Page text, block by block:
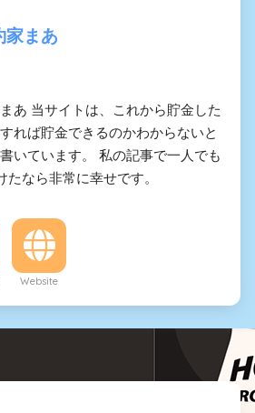
家まあ
あ 当サイトは、これから貯金した
れば貯金できるのかわからないと
いています。 私の記事で一人でも
たなら非常に幸せです。
Website